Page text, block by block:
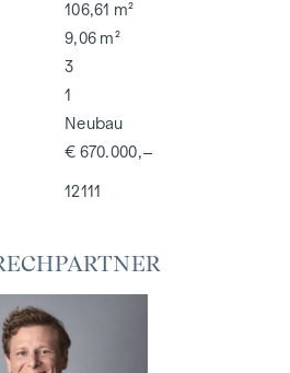
106,61 m²
9,06 m²
3
1
Neubau
€ 670.000,–
12111